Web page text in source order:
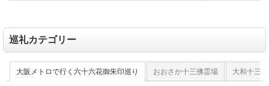
巡礼カテゴリー
大阪メトロで行く六十六花御朱印巡り おおさか十三佛霊場 大和十三